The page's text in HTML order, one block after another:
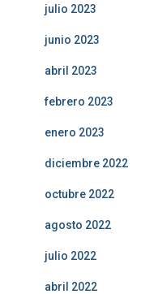
julio 2023
junio 2023
abril 2023
febrero 2023
enero 2023
diciembre 2022
octubre 2022
agosto 2022
julio 2022
abril 2022